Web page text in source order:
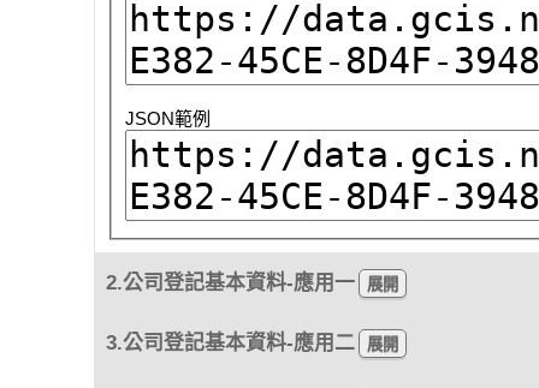
JSON範例
2.公司登記基本資料-應用一
3.公司登記基本資料-應用二